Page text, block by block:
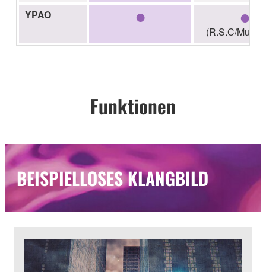
YPAO ● ●
(R.S.C/Multi-
Funktionen
BEISPIELLOSES KLANGBILD